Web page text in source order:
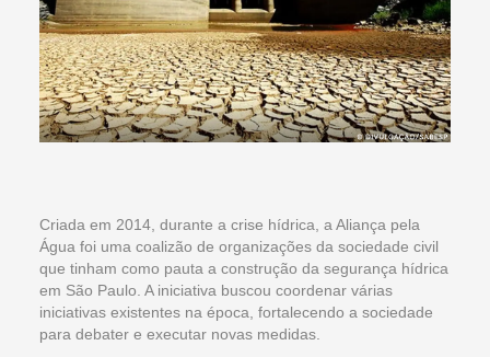
Criada em 2014, durante a crise hídrica, a Aliança pela
Água foi uma coalizão de organizações da sociedade civil
que tinham como pauta a construção da segurança hídrica
em São Paulo. A iniciativa buscou coordenar várias
iniciativas existentes na época, fortalecendo a sociedade
para debater e executar novas medidas.